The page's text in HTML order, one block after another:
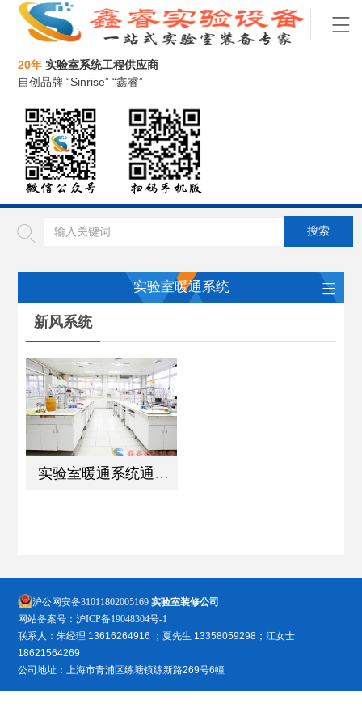
20年 实验室系统工程供应商
自创品牌 “Sinrise” “鑫睿”
实验室暖通系统
新风系统
实验室暖通系统通风设计要求及说明。
沪公网安备31011802005169 实验室装修公司
网站备案号：沪ICP备19048304号-1
联系人：朱经理 13616264916 ；夏先生 13358059298；江女士
18621564269
公司地址：上海市青浦区练塘镇练新路269号6幢